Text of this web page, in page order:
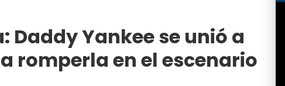
Daddy Yankee se unió a
romperla en el escenario